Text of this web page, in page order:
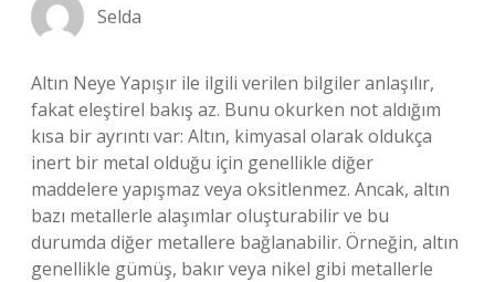
Selda
Altın Neye Yapışır ile ilgili verilen bilgiler anlaşılır,
fakat eleştirel bakış az. Bunu okurken not aldığım
kısa bir ayrıntı var: Altın, kimyasal olarak oldukça
inert bir metal olduğu için genellikle diğer
maddelere yapışmaz veya oksitlenmez. Ancak, altın
bazı metallerle alaşımlar oluşturabilir ve bu
durumda diğer metallere bağlanabilir. Örneğin, altın
genellikle gümüş, bakır veya nikel gibi metallerle